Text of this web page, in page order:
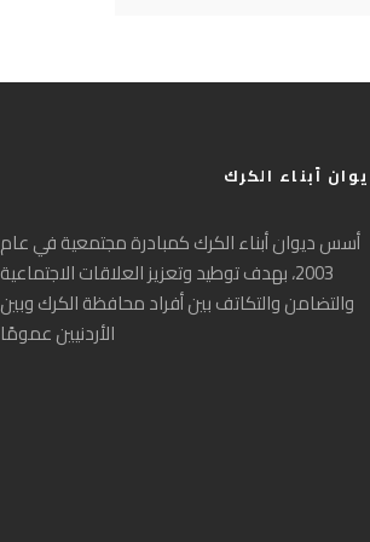
أبناء الكرك
أسس ديوان أبناء الكرك كمبادرة مجتمعية في عام
2003، بهدف توطيد وتعزيز العلاقات الاجتماعية
والتضامن والتكاتف بين أفراد محافظة الكرك وبين
الأردنيين عمومًا